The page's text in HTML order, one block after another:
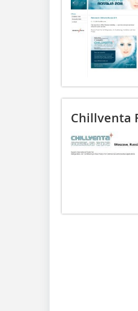
Chillventa